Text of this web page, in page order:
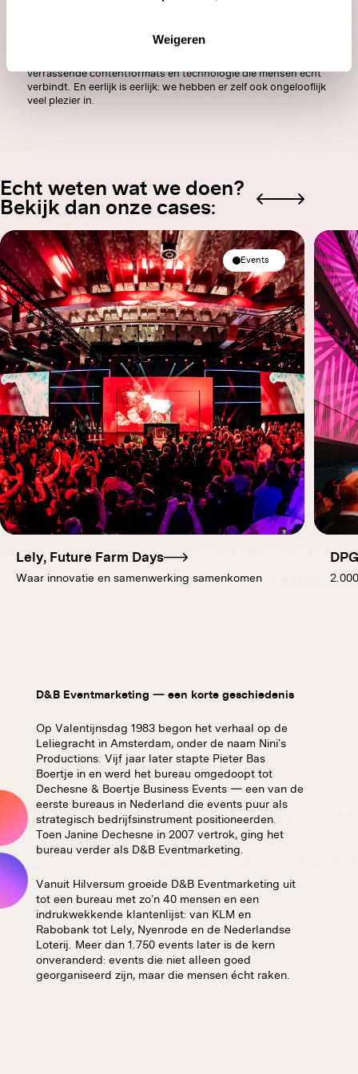
Weigeren
Het resultaat? Campagnes die jevoelt
verrassende contentformats en technologie die mensen écht
verbindt. En eerlijk is eerlijk: we hebben er zelf ook ongelooflijk
veel plezier in.
Echt weten wat we doen?
Bekijk dan onze cases:
Events
Lely, Future Farm Days
Waar innovatie en samenwerking samenkomen
D&B Eventmarketing — een korte geschiedenis
Op Valentijnsdag 1983 begon het verhaal op de
Leliegracht in Amsterdam, onder de naam Nini’s
Productions. Vijf jaar later stapte Pieter Bas
Boertje in en werd het bureau omgedoopt tot
Dechesne & Boertje Business Events — een van de
eerste bureaus in Nederland die events puur als
strategisch bedrijfsinstrument positioneerden.
Toen Janine Dechesne in 2007 vertrok, ging het
bureau verder als D&B Eventmarketing.
Vanuit Hilversum groeide D&B Eventmarketing uit
tot een bureau met zo’n 40 mensen en een
indrukwekkende klantenlijst: van KLM en
Rabobank tot Lely, Nyenrode en de Nederlandse
Loterij. Meer dan 1.750 events later is de kern
onveranderd: events die niet alleen goed
georganiseerd zijn, maar die mensen écht raken.